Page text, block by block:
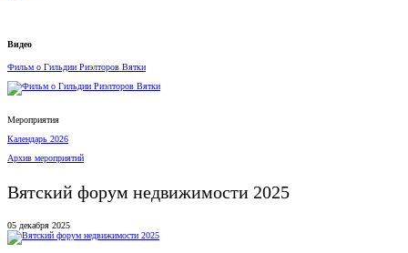
Видео
Фильм о Гильдии Риэлторов Вятки
Мероприятия
Календарь 2026
Архив мероприятий
Вятский форум недвижимости 2025
05 декабря 2025